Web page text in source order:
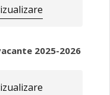
2025-2026